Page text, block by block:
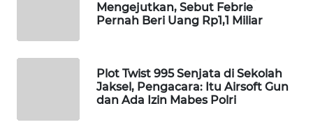
Mengejutkan, Sebut Febrie
Pernah Beri Uang Rp1,1 Miliar
Plot Twist 995 Senjata di Sekolah
Jaksel, Pengacara: Itu Airsoft Gun
dan Ada Izin Mabes Polri
MASYARAKAT
ID